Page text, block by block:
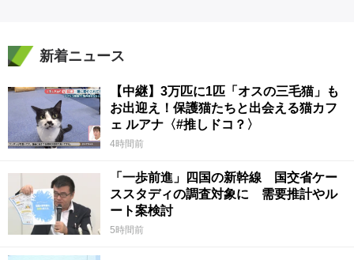
新着ニュース
【中継】3万匹に1匹「オスの三毛猫」も
お出迎え！保護猫たちと出会える猫カフ
ェ ルアナ〈#推しドコ？〉
4時間前
「一歩前進」四国の新幹線 国交省ケー
ススタディの調査対象に 需要推計やル
ート案検討
5時間前